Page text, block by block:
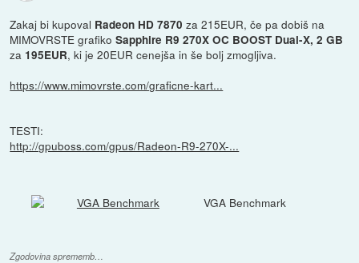
Zakaj bi kupoval Radeon HD 7870 za 215EUR, če pa dobiš na
MIMOVRSTE grafikoSapphire R9 270X OC BOOST Dual-X, 2 GB
za 195EUR, ki je 20EUR cenejša in še bolj zmogljiva.
https://www.mimovrste.com/graficne-kart...
TESTI:
http://gpuboss.com/gpus/Radeon-R9-270X-...
VGA Benchmark
Zgodovina sprememb…